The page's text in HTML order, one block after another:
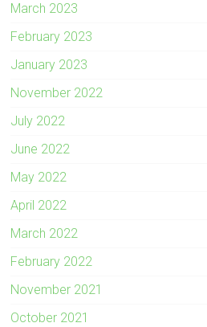
March 2023
February 2023
January 2023
November 2022
July 2022
June 2022
May 2022
April 2022
March 2022
February 2022
November 2021
October 2021